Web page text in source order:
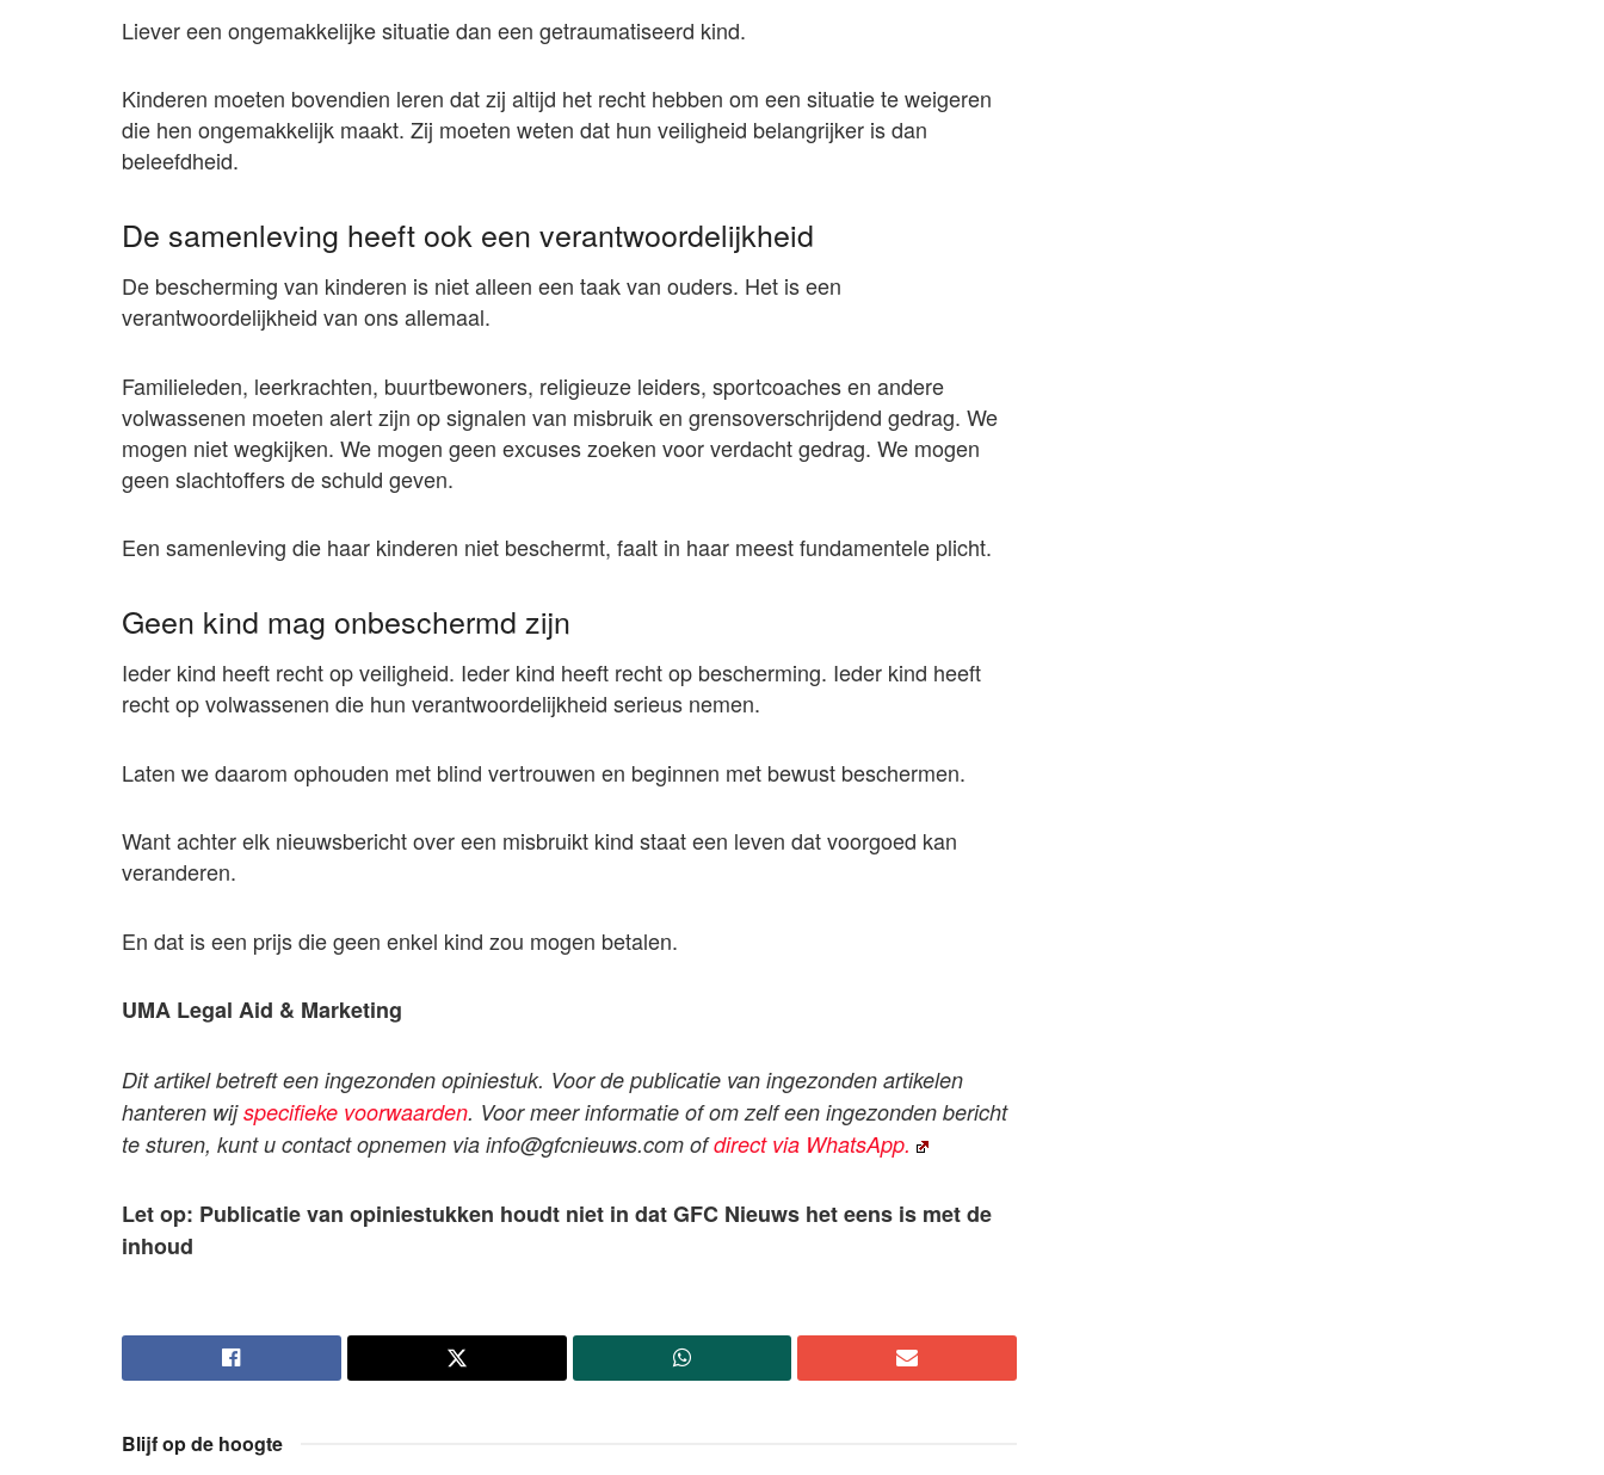
Liever een ongemakkelijke situatie dan een getraumatiseerd kind.
Kinderen moeten bovendien leren dat zij altijd het recht hebben om een situatie te weigeren
die hen ongemakkelijk maakt. Zij moeten weten dat hun veiligheid belangrijker is dan
beleefdheid.
De samenleving heeft ook een verantwoordelijkheid
De bescherming van kinderen is niet alleen een taak van ouders. Het is een
verantwoordelijkheid van ons allemaal.
Familieleden, leerkrachten, buurtbewoners, religieuze leiders, sportcoaches en andere
volwassenen moeten alert zijn op signalen van misbruik en grensoverschrijdend gedrag. We
mogen niet wegkijken. We mogen geen excuses zoeken voor verdacht gedrag. We mogen
geen slachtoffers de schuld geven.
Een samenleving die haar kinderen niet beschermt, faalt in haar meest fundamentele plicht.
Geen kind mag onbeschermd zijn
Ieder kind heeft recht op veiligheid. Ieder kind heeft recht op bescherming. Ieder kind heeft
recht op volwassenen die hun verantwoordelijkheid serieus nemen.
Laten we daarom ophouden met blind vertrouwen en beginnen met bewust beschermen.
Want achter elk nieuwsbericht over een misbruikt kind staat een leven dat voorgoed kan
veranderen.
En dat is een prijs die geen enkel kind zou mogen betalen.
UMA Legal Aid & Marketing
Dit artikel betreft een ingezonden opiniestuk. Voor de publicatie van ingezonden artikelen
hanteren wijspecifieke voorwaarden. Voor meer informatie of om zelf een ingezonden bericht
te sturen, kunt u contact opnemen via info@gfcnieuws.com ofdirect via WhatsApp.
Let op: Publicatie van opiniestukken houdt niet in dat GFC Nieuws het eens is met de
inhoud
Blijf op de hoogte